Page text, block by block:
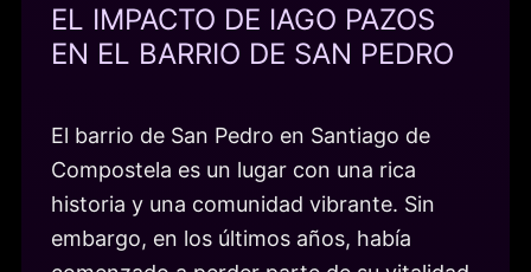
EL IMPACTO DE IAGO PAZOS
EN EL BARRIO DE SAN PEDRO
El barrio de San Pedro en Santiago de
Compostela es un lugar con una rica
historia y una comunidad vibrante. Sin
embargo, en los últimos años, había